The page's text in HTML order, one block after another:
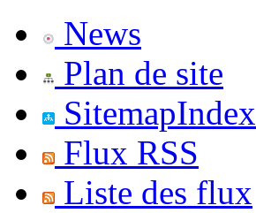
News
Plan de site
SitemapIndex
Flux RSS
Liste des flux